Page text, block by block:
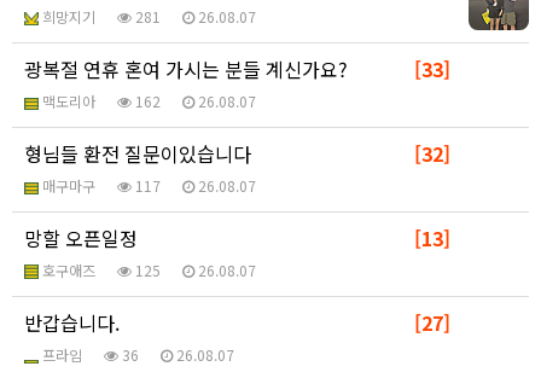
희망지기 281 26.08.07
[33]
광복절 연휴 혼여 가시는 분들 계신가요?
맥도리아 162 26.08.07
[32]
형님들 환전 질문이있습니다
매구마구 117 26.08.07
[13]
망할 오픈일정
호구애즈 125 26.08.07
[27]
반갑습니다.
프라임 36 26.08.07